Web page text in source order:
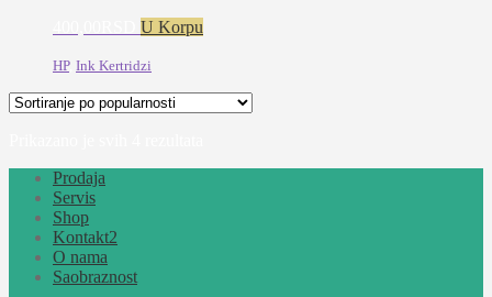
U Korpu
HP, Ink Kertridzi
Prodaja
Servis
Shop
Kontakt2
O nama
Saobraznost